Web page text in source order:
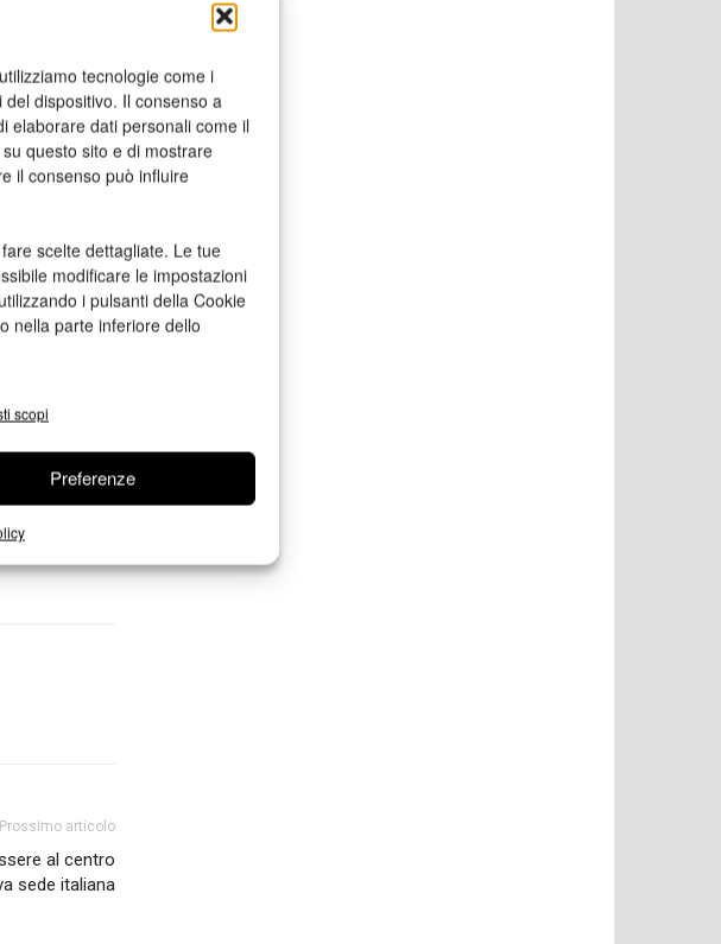
tecnologie come i
dispositivo. Il consenso a
elaborare dati personali come il
questo sito e di mostrare
il consenso può influire
scelte dettagliate. Le tue
modificare le impostazioni
i pulsanti della Cookie
nella parte inferiore dello
scopi
Preferenze
il 28% di
come
cerebrale e
scuola
che
in continua
Prossimo articolo
al centro
sede italiana